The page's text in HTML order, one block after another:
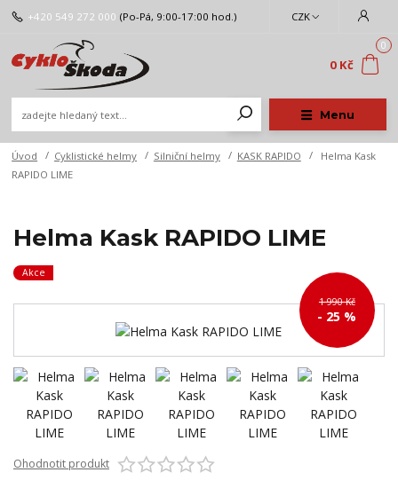
Menu
CZK
+420 549 272 000 (Po-Pá, 9:00-17:00 hod.)
0
0 Kč
Úvod Cyklistické helmy Silniční helmy KASK RAPIDO
Helma Kask
RAPIDO LIME
Helma Kask RAPIDO LIME
Akce
1 990 Kč
- 25 %
Ohodnotit produkt